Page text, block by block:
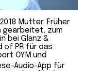
Mutter. Früher
gearbeitet, zum
bei Glanz &
of PR für das
OYM und
Audio-App für